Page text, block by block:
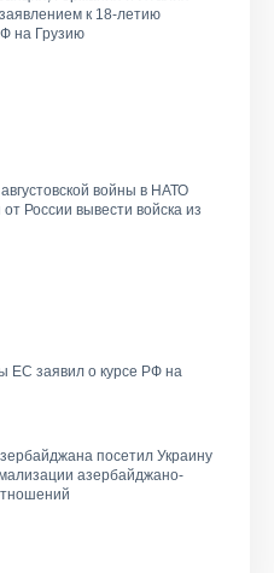
к 18-летию
на Грузию
войны в НАТО
России вывести войска из
ЕС заявил о курсе РФ на
посетил Украину
азербайджано-